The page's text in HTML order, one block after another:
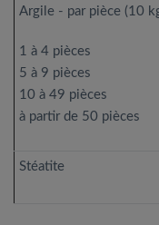
Argile - par pièce (10
1 à 4 pièces
5 à 9 pièces
10 à 49 pièces
à partir de 50 pièces
Stéatite